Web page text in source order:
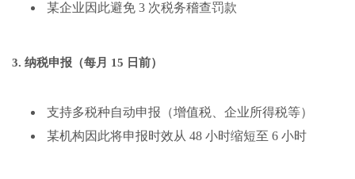
某企业因此避免 3 次税务稽查罚款
3. 纳税申报（每月 15 日前）
支持多税种自动申报（增值税、企业所得税等）
某机构因此将申报时效从 48 小时缩短至 6 小时